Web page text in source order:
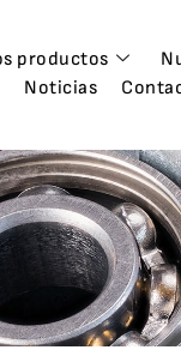
productos
Noticias